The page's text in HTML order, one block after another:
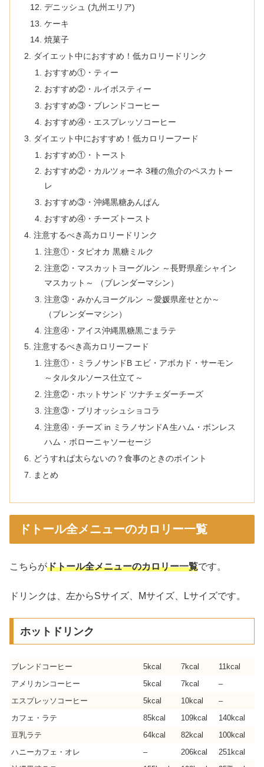
デニッシュ (九州エリア)
ケーキ
焼菓子
ダイエット中におすすめ！低カロリードリンク
おすすめ①・ティー
おすすめ②・ルイボスティー
おすすめ③・ブレンドコーヒー
おすすめ④・エスプレッソコーヒー
ダイエット中におすすめ！低カロリーフード
おすすめ①・トースト
おすすめ②・カルツォーネ 3種の魚介のペスカトー
レ
おすすめ③・沖縄黒糖あんぱん
おすすめ④・チーズトースト
注意するべき高カロリードリンク
注意①・タピオカ 黒糖ミルク
注意②・マスカットヨーグルン ～長野県産シャイン
マスカット～ （ブレンダーマシン）
注意③・みかんヨーグルン ～愛媛県産せとか～
（ブレンダーマシン）
注意④・アイス沖縄黒糖黒ごまラテ
注意するべき高カロリーフード
注意①・ミラノサンドB エビ・アボカド・サーモン
～タルタルソース仕立て～
注意②・ホットサンド ツナチェダーチーズ
注意③・ブリオッシュショコラ
注意④・チーズ in ミラノサンドA 生ハム・ボンレス
ハム・ボローニャソーセージ
どうすれば太らないの？食事のときのポイント
まとめ
ドトール全メニューのカロリー一覧
こちらがドトール全メニューのカロリー一覧です。
ドリンクは、左からSサイズ、Mサイズ、Lサイズです。
ホットドリンク
ブレンドコーヒー 5kcal 7kcal
11kcal
アメリカンコーヒー
5kcal 7kcal
–
エスプレッソコーヒー
5kcal 10kcal
–
カフェ・ラテ
85kcal 109kcal
140kcal
豆乳ラテ
64kcal 82kcal
100kcal
ハニーカフェ・オレ
– 206kcal
251kcal